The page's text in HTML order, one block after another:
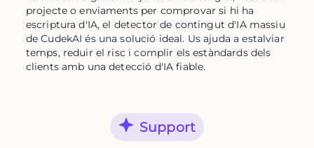
projecte o enviaments per comprovar si hi ha
escriptura d'IA, el detector de contingut d'IA massiu
de CudekAI és una solució ideal. Us ajuda a estalviar
temps, reduir el risc i complir els estàndards dels
clients amb una detecció d'IA fiable.
Support